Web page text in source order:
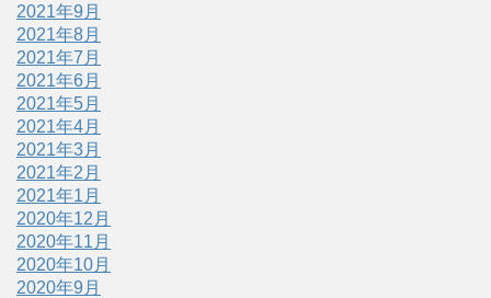
2021年9月
2021年8月
2021年7月
2021年6月
2021年5月
2021年4月
2021年3月
2021年2月
2021年1月
2020年12月
2020年11月
2020年10月
2020年9月